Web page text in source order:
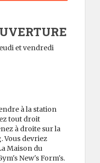
et vendredi
à la station
tout droit
à droite sur la
Vous devriez
Maison du
New's Form's.